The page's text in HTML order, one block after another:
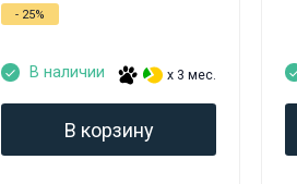
- 25%
В наличии x 3 мес.
В корзину